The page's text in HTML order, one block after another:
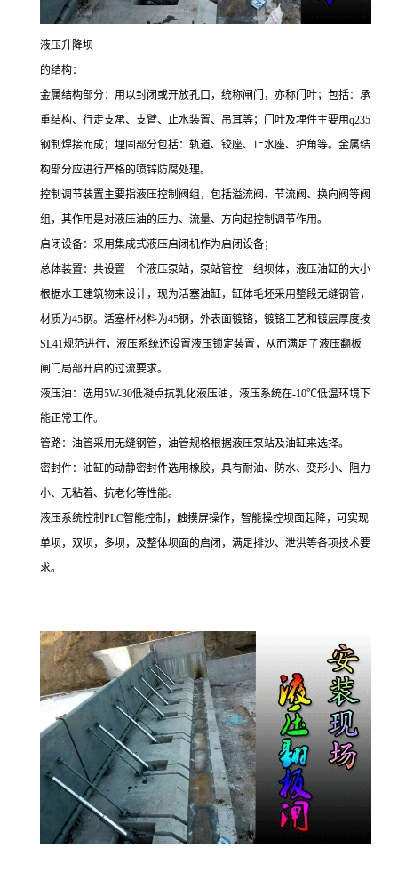
液压升降坝
的结构：
金属结构部分：用以封闭或开放孔口，统称闸门，亦称门叶；包括：承
重结构、行走支承、支臂、止水装置、吊耳等；门叶及埋件主要用q235
钢制焊接而成；埋固部分包括：轨道、铰座、止水座、护角等。金属结
构部分应进行严格的喷锌防腐处理。
控制调节装置主要指液压控制阀组，包括溢流阀、节流阀、换向阀等阀
组，其作用是对液压油的压力、流量、方向起控制调节作用。
启闭设备：采用集成式液压启闭机作为启闭设备；
总体装置：共设置一个液压泵站，泵站管控一组坝体，液压油缸的大小
根据水工建筑物来设计，现为活塞油缸，缸体毛坯采用整段无缝钢管，
材质为45钢。活塞杆材料为45钢，外表面镀铬，镀铬工艺和镀层厚度按
SL41规范进行，液压系统还设置液压锁定装置，从而满足了液压翻板
闸门局部开启的过流要求。
液压油：选用5W-30低凝点抗乳化液压油，液压系统在-10℃低温环境下
能正常工作。
管路：油管采用无缝钢管，油管规格根据液压泵站及油缸来选择。
密封件：油缸的动静密封件选用橡胶，具有耐油、防水、变形小、阻力
小、无粘着、抗老化等性能。
液压系统控制 PLC智能控制，触摸屏操作，智能操控坝面起降，可实现
单坝，双坝，多坝，及整体坝面的启闭，满足排沙、泄洪等各项技术要
求。